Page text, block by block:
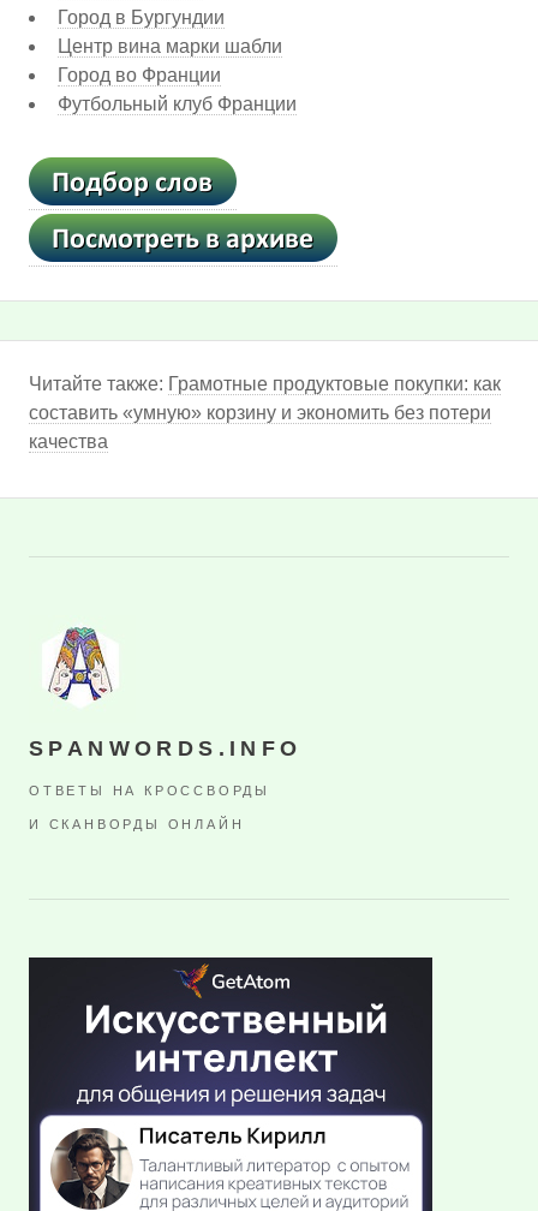
Город в Бургундии
Центр вина марки шабли
Город во Франции
Футбольный клуб Франции
Читайте также: Грамотные продуктовые покупки: как
составить «умную» корзину и экономить без потери
качества
SPANWORDS.INFO
ОТВЕТЫ НА КРОССВОРДЫ
И СКАНВОРДЫ ОНЛАЙН